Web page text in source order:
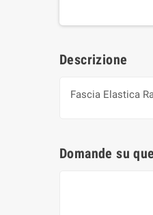
Descrizione
Fascia Elastica
Domande su